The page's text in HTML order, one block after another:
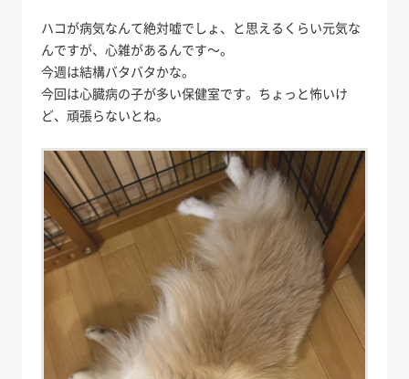
ハコが病気なんて絶対嘘でしょ、と思えるくらい元気な
んですが、心雑があるんです～。
今週は結構バタバタかな。
今回は心臓病の子が多い保健室です。ちょっと怖いけ
ど、頑張らないとね。